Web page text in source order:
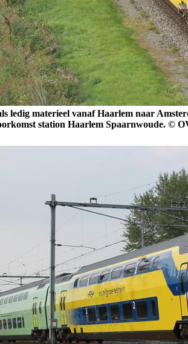
ledig materieel vanaf Haarlem naar
station Haarlem Spaarnwoude. ©